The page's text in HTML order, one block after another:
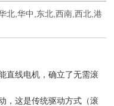
北,华中,东北,西南,西北,港
直线电机，确立了无需滚
，这是传统驱动方式（滚